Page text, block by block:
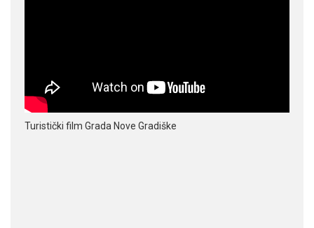
Turistički film Grada Nove Gradiške